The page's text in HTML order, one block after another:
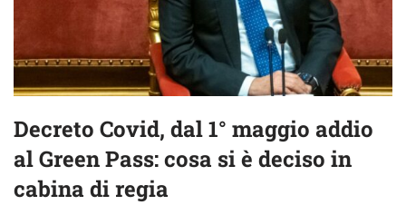
Decreto Covid, dal 1° maggio addio
al Green Pass: cosa si è deciso in
cabina di regia